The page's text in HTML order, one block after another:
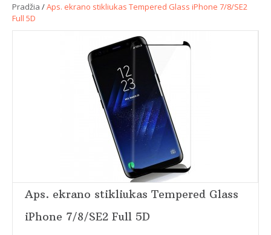
Pradžia /Aps. ekrano stikliukas Tempered Glass iPhone 7/8/SE2
Full 5D
Aps. ekrano stikliukas Tempered Glass
iPhone 7/8/SE2 Full 5D